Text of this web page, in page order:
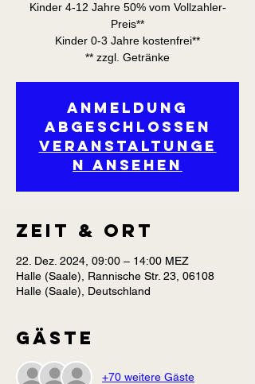
Kinder 4-12 Jahre 50% vom Vollzahler-
Preis**
Kinder 0-3 Jahre kostenfrei**
** zzgl. Getränke
Anmeldung
abgeschlossen
Veranstaltunge
n ansehen
Zeit & Ort
22. Dez. 2024, 09:00 – 14:00 MEZ
Halle (Saale), Rannische Str. 23, 06108
Halle (Saale), Deutschland
Gäste
+70 weitere Gäste